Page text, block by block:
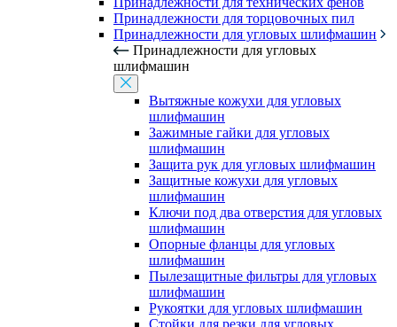
Принадлежности для торцовочных пил
Принадлежности для угловых шлифмашин
Принадлежности для угловых
шлифмашин
Вытяжные кожухи для угловых
шлифмашин
Зажимные гайки для угловых
шлифмашин
Защита рук для угловых шлифмашин
Защитные кожухи для угловых
шлифмашин
Ключи под два отверстия для угловых
шлифмашин
Опорные фланцы для угловых
шлифмашин
Пылезащитные фильтры для угловых
шлифмашин
Рукоятки для угловых шлифмашин
Стойки для резки для угловых